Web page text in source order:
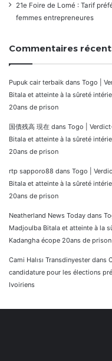
21e Foire de Lomé : Tarif
femmes entrepreneures
Commentaires
Pupuk cair terbaik dans Togo |
Bitala et atteinte à la sûreté
20ans de prison
国債残高 現在 dans Togo |
Bitala et atteinte à la sûreté
20ans de prison
rtp sapporo88 dans Togo |
Bitala et atteinte à la sûreté
20ans de prison
Neatherland News Today dans
Madjoulba Bitala et atteinte à la
Kadangha écope 20ans de prison
Cami Halısı Transdinyester dans
candidature pour les élections
Ivoiriens